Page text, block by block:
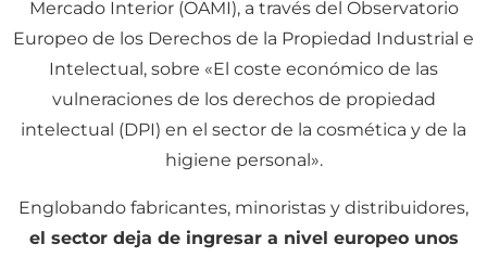
Mercado Interior (OAMI), a través del Observatorio
Europeo de los Derechos de la Propiedad Industrial e
Intelectual, sobre «El coste económico de las
vulneraciones de los derechos de propiedad
intelectual (DPI) en el sector de la cosmética y de la
higiene personal».
Englobando fabricantes, minoristas y distribuidores,
el sector deja de ingresar a nivel europeo unos